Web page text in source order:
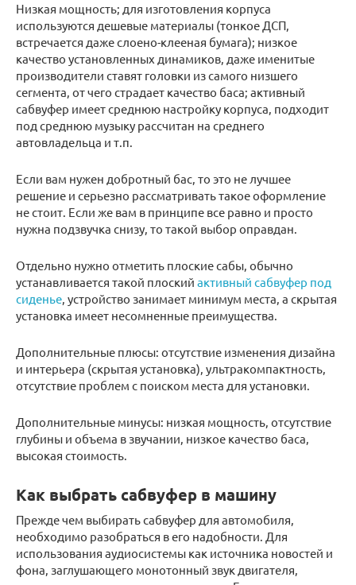
Низкая мощность; для изготовления корпуса
используются дешевые материалы (тонкое ДСП,
встречается даже слоено-клееная бумага); низкое
качество установленных динамиков, даже именитые
производители ставят головки из самого низшего
сегмента, от чего страдает качество баса; активный
сабвуфер имеет среднюю настройку корпуса, подходит
под среднюю музыку рассчитан на среднего
автовладельца и т.п.
Если вам нужен добротный бас, то это не лучшее
решение и серьезно рассматривать такое оформление
не стоит. Если же вам в принципе все равно и просто
нужна подзвучка снизу, то такой выбор оправдан.
Отдельно нужно отметить плоские сабы, обычно
устанавливается такой плоский активный сабвуфер под
сиденье, устройство занимает минимум места, а скрытая
установка имеет несомненные преимущества.
Дополнительные плюсы: отсутствие изменения дизайна
и интерьера (скрытая установка), ультракомпактность,
отсутствие проблем с поиском места для установки.
Дополнительные минусы: низкая мощность, отсутствие
глубины и объема в звучании, низкое качество баса,
высокая стоимость.
Как выбрать сабвуфер в машину
Прежде чем выбирать сабвуфер для автомобиля,
необходимо разобраться в его надобности. Для
использования аудиосистемы как источника новостей и
фона, заглушающего монотонный звук двигателя,